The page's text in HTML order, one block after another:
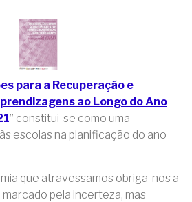
para a Recuperação e
ao Longo do Ano
” constitui-se como uma
escolas na planificação do ano
que atravessamos obriga-nos a
pela incerteza, mas